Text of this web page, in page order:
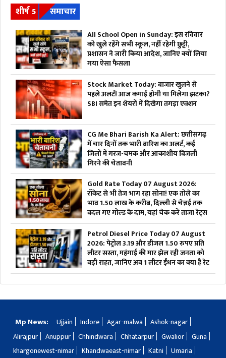
शीर्ष 5 समाचार
All School Open in Sunday: इस रविवार
को खुले रहेंगे सभी स्कूल, नहीं रहेगी छुट्टी,
प्रशासन ने जारी किया आदेश, जानिए क्यों लिया
गया ऐसा फैसला
Stock Market Today: बाजार खुलने से
पहले अलर्ट! आज कमाई होगी या मिलेगा झटका?
SBI समेत इन शेयरों में दिखेगा तगड़ा एक्शन
CG Me Bhari Barish Ka Alert: छत्तीसगढ़
में चार दिनों तक भारी बारिश का अलर्ट, कई
जिलों में गरज-चमक और आकाशीय बिजली
गिरने की चेतावनी
Gold Rate Today 07 August 2026:
रॉकेट से भी तेज भाग रहा सोना! एक तोले का
भाव 1.50 लाख के करीब, दिल्ली से चेन्नई तक
बदल गए गोल्ड के दाम, यहां चेक करें ताजा रेट्स
Petrol Diesel Price Today 07 August
2026: पेट्रोल 3.19 और डीजल 1.50 रुपए प्रति
लीटर सस्ता, महंगाई की मार झेल रही जनता को
बड़ी राहत, जानिए अब 1 लीटर ईंधन का क्या है रेट
Mp News: Ujjain Indore Agar-malwa
Ashok-nagar
Alirajpur
Anuppur Chhindwara Chhatarpur Gwalior
Guna
khargonewest-nimar
Khandwaeast-nimar Katni
Umaria